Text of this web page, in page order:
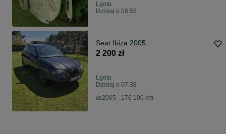
Lgota
Dzisiaj o 08:55
Seat Ibiza 2005.
2 200 zł
Lgota
Dzisiaj o 07:38
2005 - 176 100 km